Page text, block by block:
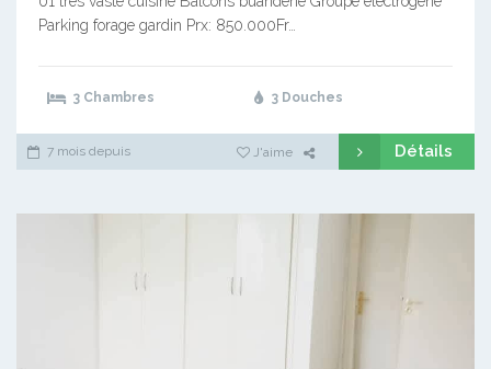
Parking forage gardin Prx: 850.000Fr…
3 Chambres 3 Douches
7 mois depuis J'aime Détails